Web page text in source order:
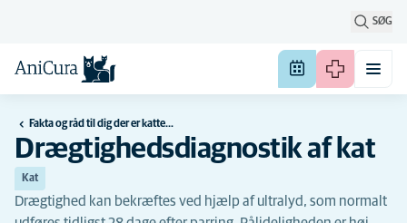
SØG
Fakta og råd til dig der er katteejer
Drægtighedsdiagnostik af kat
Kat
Drægtighed kan bekræftes ved hjælp af ultralyd, som normalt